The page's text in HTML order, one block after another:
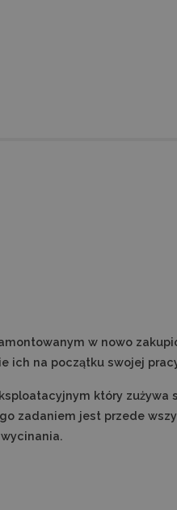
w nowo
ich na początku swojej
który zużywa
zadaniem jest przede